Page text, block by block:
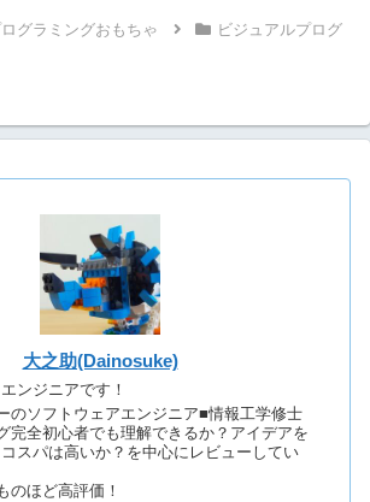
グラミングおもちゃ
ビジュアルプログ
大之助(Dainosuke)
ンジニアです！
のソフトウェアエンジニア■情報工学修士
完全初心者でも理解できるか？アイデアを
スパは高いか？を中心にレビューしてい
のほど高評価！